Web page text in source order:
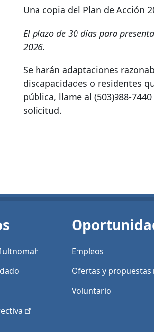
Una copia del Plan de Acción
El plazo de 30 días para
2026.
Se harán adaptaciones
discapacidades o residentes
pública, llame al (503)988-7440
solicitud.
Empleos
Ofertas y propuestas
Voluntario